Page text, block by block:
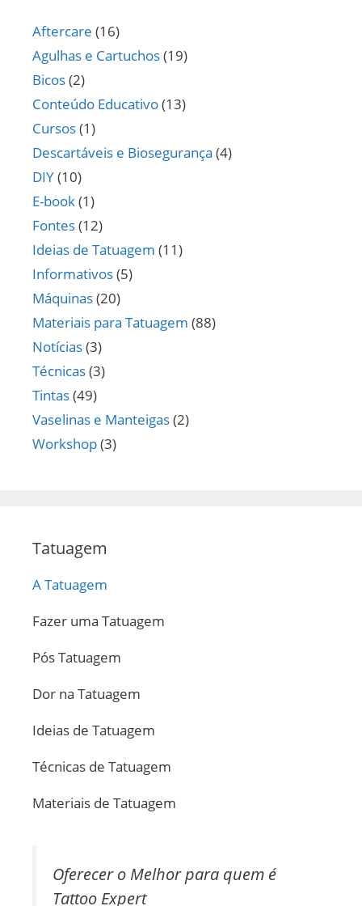
Aftercare (16)
Agulhas e Cartuchos(19)
Bicos(2)
Conteúdo Educativo(13)
Cursos(1)
Descartáveis e Biosegurança (4)
DIY(10)
E-book(1)
Fontes(12)
Ideias de Tatuagem (11)
Informativos(5)
Máquinas(20)
Materiais para Tatuagem (88)
Notícias(3)
Técnicas(3)
Tintas(49)
Vaselinas e Manteigas(2)
Workshop(3)
Tatuagem
A Tatuagem
Fazer uma Tatuagem
Pós Tatuagem
Dor na Tatuagem
Ideias de Tatuagem
Técnicas de Tatuagem
Materiais de Tatuagem
Oferecer o Melhor para quem é
Tattoo Expert